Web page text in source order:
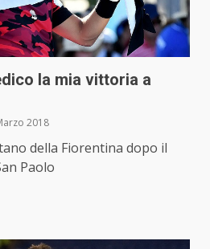
la mia vittoria a
2018
della Fiorentina dopo il
Paolo